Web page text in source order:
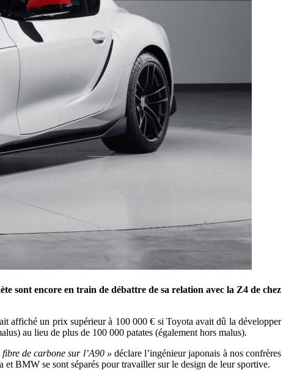
sont encore en train de débattre de sa relation avec la Z4 de chez
affiché un prix supérieur à 100 000 € si Toyota avait dû la développer
au lieu de plus de 100 000 patates (également hors malus).
de carbone sur l’A90 » déclare l’ingénieur japonais à nos confrères
et BMW se sont séparés pour travailler sur le design de leur sportive.